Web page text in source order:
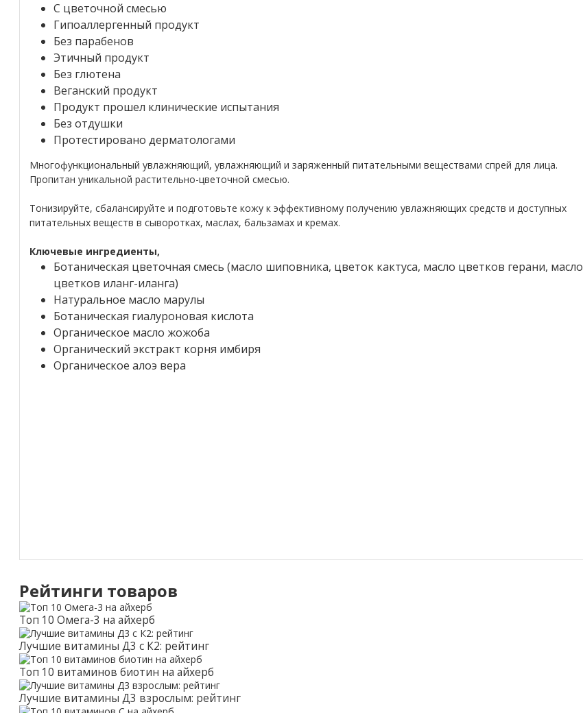
С цветочной смесью
Гипоаллергенный продукт
Без парабенов
Этичный продукт
Без глютена
Веганский продукт
Продукт прошел клинические испытания
Без отдушки
Протестировано дерматологами
Многофункциональный увлажняющий, увлажняющий и заряженный питательными веществами спрей для лица.
Пропитан уникальной растительно-цветочной смесью.
Тонизируйте, сбалансируйте и подготовьте кожу к эффективному получению увлажняющих средств и доступных
питательных веществ в сыворотках, маслах, бальзамах и кремах.
Ключевые ингредиенты,
Ботаническая цветочная смесь (масло шиповника, цветок кактуса, масло цветков герани, масло
цветков иланг-иланга)
Натуральное масло марулы
Ботаническая гиалуроновая кислота
Органическое масло жожоба
Органический экстракт корня имбиря
Органическое алоэ вера
Рейтинги товаров
Топ 10 Омега-3 на айхерб
Лучшие витамины Д3 с К2: рейтинг
Топ 10 витаминов биотин на айхерб
Лучшие витамины Д3 взрослым: рейтинг